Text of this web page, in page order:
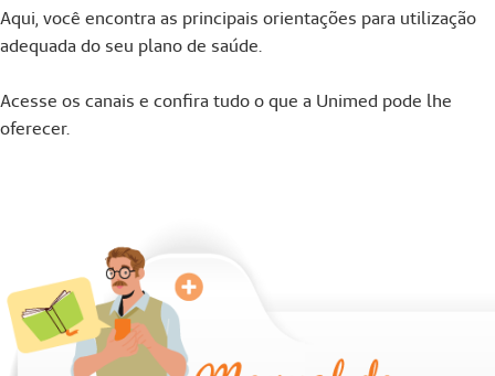
Aqui, você encontra as principais orientações para utilização
adequada do seu plano de saúde.
Acesse os canais e confira tudo o que a Unimed pode lhe
oferecer.